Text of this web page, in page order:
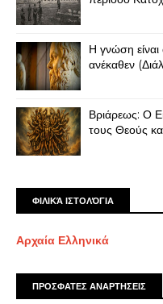
Η γνώση είναι
ανέκαθεν
Βριάρεως: Ο
τους Θεούς
ΦΙΛΙΚΆ ΙΣΤΟΛΌΓΙΑ
Αρχαία Ελληνικά
ΠΡΟΣΦΑΤΕΣ ΑΝΑΡΤΗΣΕΙΣ